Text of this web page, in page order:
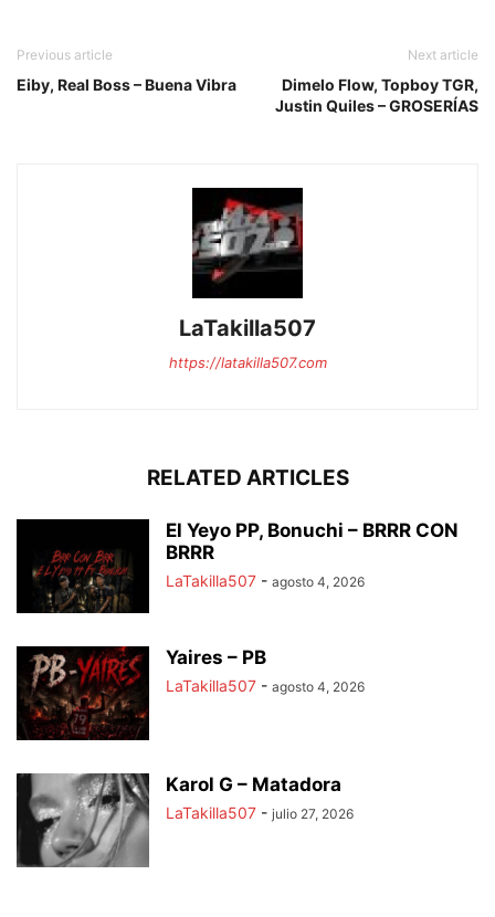
Previous article
Eiby, Real Boss – Buena Vibra
Next article
Dimelo Flow, Topboy TGR,
Justin Quiles – GROSERÍAS
LaTakilla507
https://latakilla507.com
RELATED ARTICLES
El Yeyo PP, Bonuchi – BRRR CON
BRRR
LaTakilla507 - agosto 4, 2026
Yaires – PB
LaTakilla507 - agosto 4, 2026
Karol G – Matadora
LaTakilla507 - julio 27, 2026